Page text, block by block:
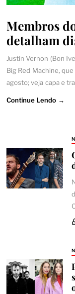
Membros
detalham
Justin Vernon (Bon
Big Red Machine,
agosto; veja capa e
Continue Lendo →